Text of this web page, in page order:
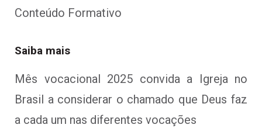
Conteúdo Formativo
Saiba mais
Mês vocacional 2025 convida a Igreja no
Brasil a considerar o chamado que Deus faz
a cada um nas diferentes vocações